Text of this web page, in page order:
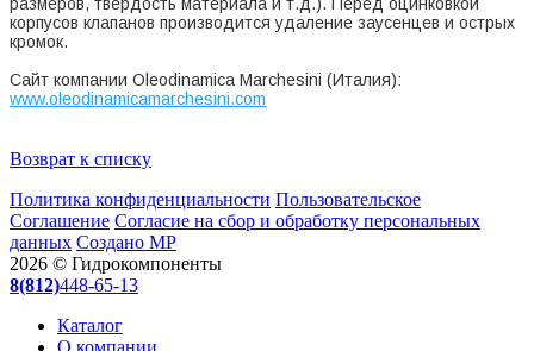
корпусов клапанов производится удаление заусенцев и острых
кромок.
Сайт компании Oleodinamica Marchesini (Италия):
www.oleodinamicamarchesini.com
Возврат к списку
Политика конфиденциальности Пользовательское
Соглашение Согласие на сбор и обработку персональных
данных Создано МР
2026 © Гидрокомпоненты
8(812)448-65-13
Каталог
О компании